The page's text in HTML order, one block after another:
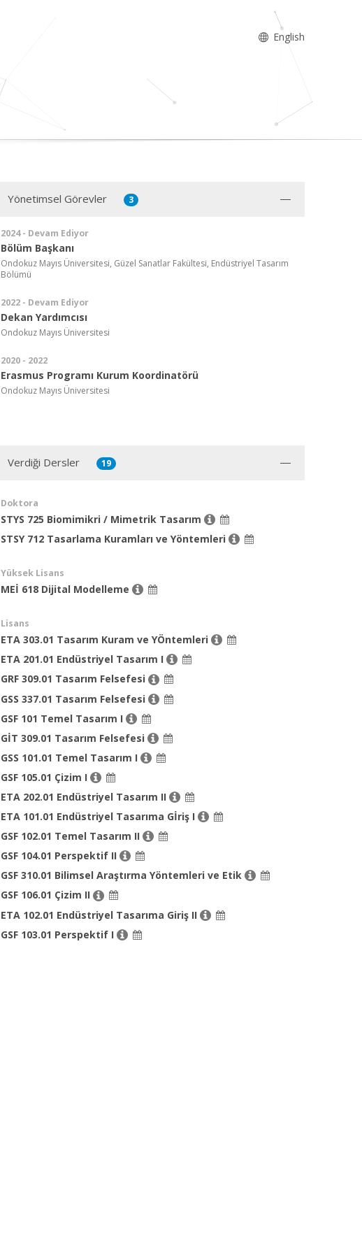
English
Yönetimsel Görevler 3
2024 - Devam Ediyor
Bölüm Başkanı
Ondokuz Mayıs Üniversitesi, Güzel Sanatlar Fakültesi, Endüstriyel Tasarım
Bölümü
2022 - Devam Ediyor
Dekan Yardımcısı
Ondokuz Mayıs Üniversitesi
2020 - 2022
Erasmus Programı Kurum Koordinatörü
Ondokuz Mayıs Üniversitesi
Verdiği Dersler 19
Doktora
STYS 725 Biomimikri / Mimetrik Tasarım
STSY 712 Tasarlama Kuramları ve Yöntemleri
Yüksek Lisans
MEİ 618 Dijital Modelleme
Lisans
ETA 303.01 Tasarım Kuram ve YÖntemleri
ETA 201.01 Endüstriyel Tasarım I
GRF 309.01 Tasarım Felsefesi
GSS 337.01 Tasarım Felsefesi
GSF 101 Temel Tasarım I
GİT 309.01 Tasarım Felsefesi
GSS 101.01 Temel Tasarım I
GSF 105.01 Çizim I
ETA 202.01 Endüstriyel Tasarım II
ETA 101.01 Endüstriyel Tasarıma Gİriş I
GSF 102.01 Temel Tasarım II
GSF 104.01 Perspektif II
GSF 310.01 Bilimsel Araştırma Yöntemleri ve Etik
GSF 106.01 Çizim II
ETA 102.01 Endüstriyel Tasarıma Giriş II
GSF 103.01 Perspektif I